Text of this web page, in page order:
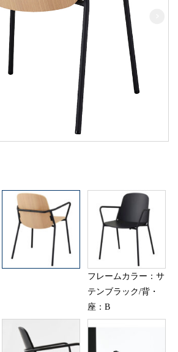
フレームカラー：サ
テンブラック/背・
座：B